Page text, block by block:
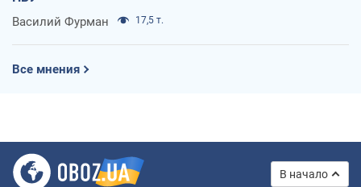
Василий Фурман 17,5 т.
Все мнения
В начало